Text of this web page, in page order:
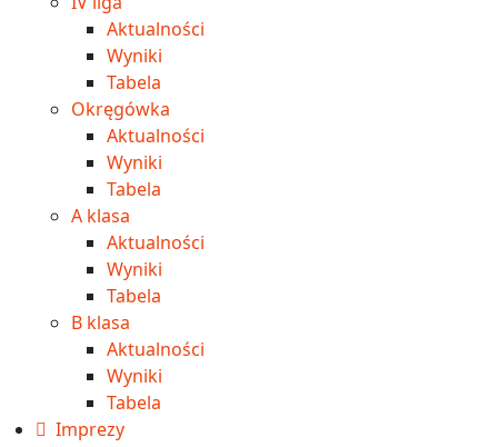
Aktualności
Wyniki
Tabela
Okręgówka
Aktualności
Wyniki
Tabela
A klasa
Aktualności
Wyniki
Tabela
B klasa
Aktualności
Wyniki
Tabela
Imprezy